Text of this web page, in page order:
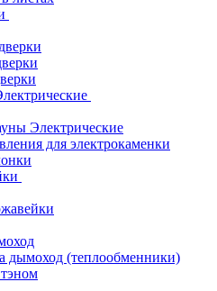
Электрические
для электрокаменки
дымоход (теплообменники)